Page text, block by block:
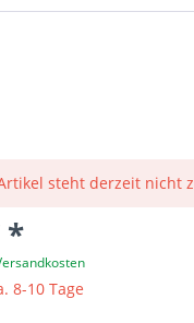
steht derzeit nicht
*
8-10 Tage